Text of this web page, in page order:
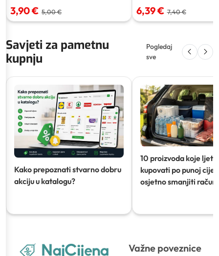
3,90 € 5,00 € 6,39 € 7,40 €
Savjeti za pametnu
kupnju
Pogledaj
sve
Kako prepoznati stvarno dobru
akciju u katalogu?
10 proizvoda koje ljeti
kupovati po punoj
osjetno smanjiti račun)
Važne poveznice